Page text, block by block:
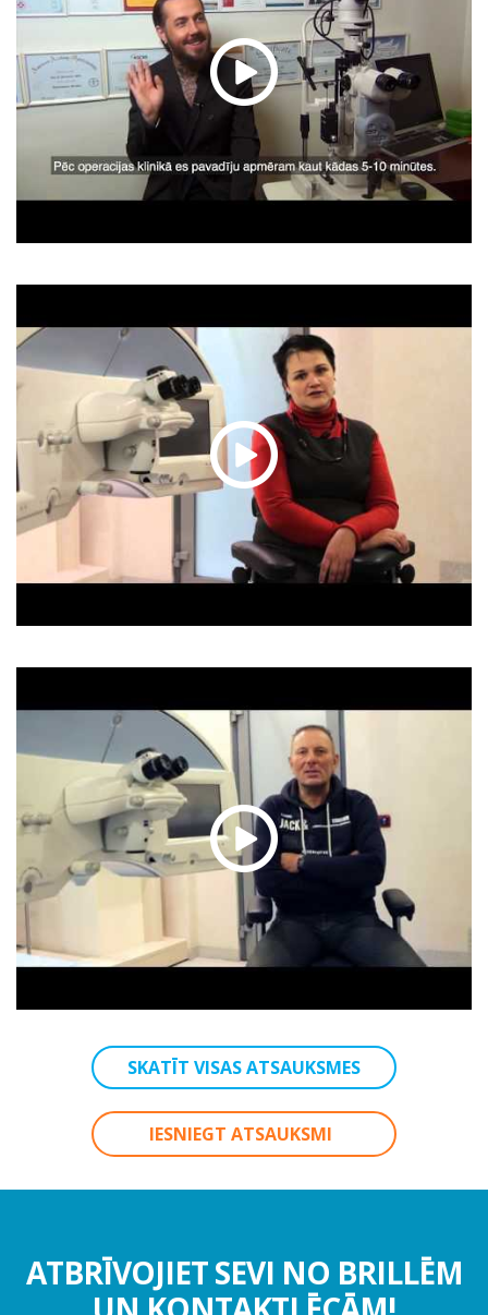
SKATĪT VISAS ATSAUKSMES
IESNIEGT ATSAUKSMI
ATBRĪVOJIET SEVI NO BRILLĒM